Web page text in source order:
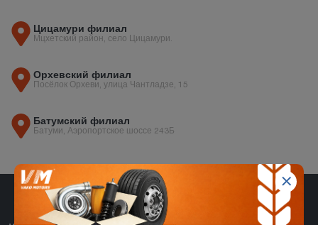
Цицамури филиал
Мцхетский район, село Цицамури.
Орхевский филиал
Посёлок Орхеви, улица Чантладзе, 15
Батумский филиал
Батуми, Аэропортское шоссе 243Б